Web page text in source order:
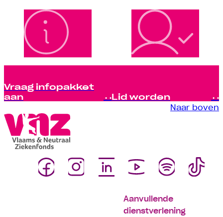
Vraag infopakket
aan Lid worden
Naar boven
Aanvullende
dienstverlening